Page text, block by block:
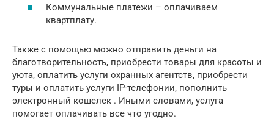
Коммунальные платежи – оплачиваем
квартплату.
Также с помощью можно отправить деньги на
благотворительность, приобрести товары для красоты и
уюта, оплатить услуги охранных агентств, приобрести
туры и оплатить услуги IP-телефонии, пополнить
электронный кошелек . Иными словами, услуга
помогает оплачивать все что угодно.